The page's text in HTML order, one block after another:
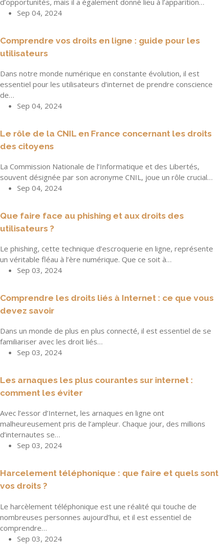
Sep 04, 2024
Comprendre vos droits en ligne : guide pour les
utilisateurs
Dans notre monde numérique en constante évolution, il est
essentiel pour les utilisateurs d’internet de prendre conscience
de…
Sep 04, 2024
Le rôle de la CNIL en France concernant les droits
des citoyens
La Commission Nationale de l’Informatique et des Libertés,
souvent désignée par son acronyme CNIL, joue un rôle crucial…
Sep 04, 2024
Que faire face au phishing et aux droits des
utilisateurs ?
Le phishing, cette technique d’escroquerie en ligne, représente
un véritable fléau à l’ère numérique. Que ce soit à…
Sep 03, 2024
Comprendre les droits liés à Internet : ce que vous
devez savoir
Dans un monde de plus en plus connecté, il est essentiel de se
familiariser avec les droit liés…
Sep 03, 2024
Les arnaques les plus courantes sur internet :
comment les éviter
Avec l’essor d’Internet, les arnaques en ligne ont
malheureusement pris de l’ampleur. Chaque jour, des millions
d’internautes se…
Sep 03, 2024
Harcelement téléphonique : que faire et quels sont
vos droits ?
Le harcèlement téléphonique est une réalité qui touche de
nombreuses personnes aujourd’hui, et il est essentiel de
comprendre…
Sep 03, 2024